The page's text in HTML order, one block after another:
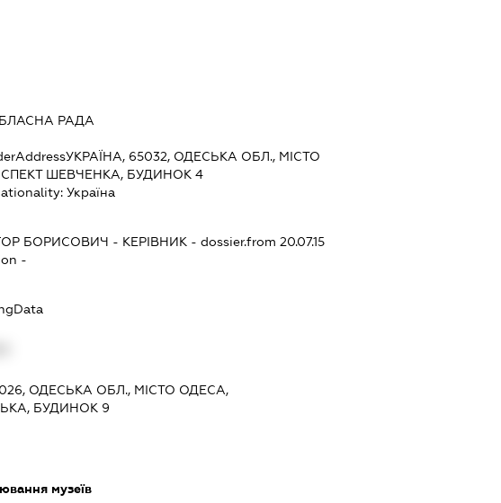
РАДА
УКРАЇНА, 65032, ОДЕСЬКА ОБЛ., МІСТО
ШЕВЧЕНКА, БУДИНОК 4
Україна
БОРИСОВИЧ - КЕРІВНИК - dossier.from 20.07.15
-
ОДЕСЬКА ОБЛ., МІСТО ОДЕСА,
БУДИНОК 9
музеїв